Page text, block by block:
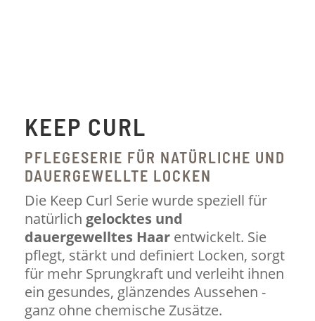
KEEP CURL
PFLEGESERIE FÜR NATÜRLICHE UND
DAUERGEWELLTE LOCKEN
Die Keep Curl Serie wurde speziell für
natürlich gelocktes und
dauergewelltes Haar entwickelt. Sie
pflegt, stärkt und definiert Locken, sorgt
für mehr Sprungkraft und verleiht ihnen
ein gesundes, glänzendes Aussehen -
ganz ohne chemische Zusätze.